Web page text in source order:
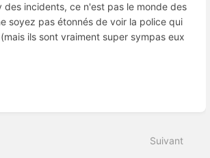
des incidents, ce n'est pas le monde des
soyez pas étonnés de voir la police qui
ils sont vraiment super sympas eux
Suivant